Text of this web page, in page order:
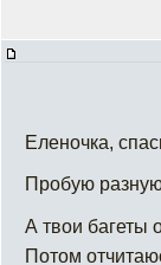
Еленочка,
Пробую
А твои багеты
Потом